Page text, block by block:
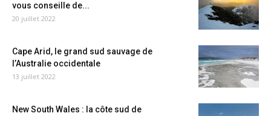
vous conseille de...
20 juillet 2022
Cape Arid, le grand sud sauvage de
l’Australie occidentale
13 juillet 2022
New South Wales : la côte sud de